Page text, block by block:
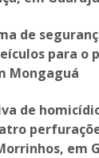
de
para o
Mongaguá
de
em